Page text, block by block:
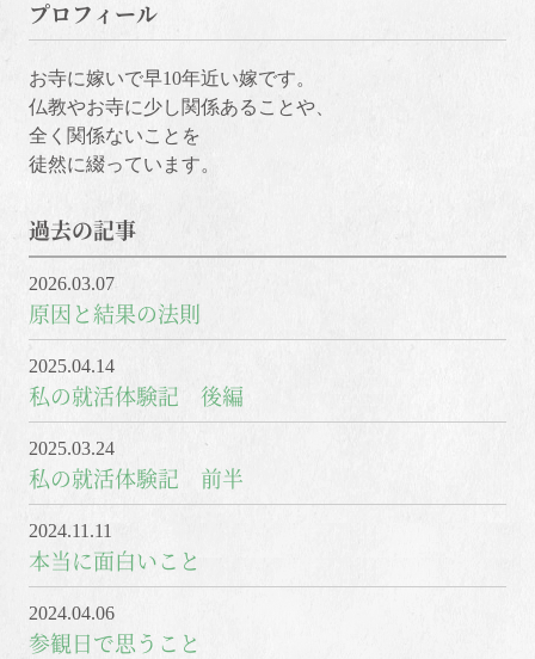
プロフィール
お寺に嫁いで早10年近い嫁です。
仏教やお寺に少し関係あることや、
全く関係ないことを
徒然に綴っています。
過去の記事
2026.03.07
原因と結果の法則
2025.04.14
私の就活体験記 後編
2025.03.24
私の就活体験記 前半
2024.11.11
本当に面白いこと
2024.04.06
参観日で思うこと